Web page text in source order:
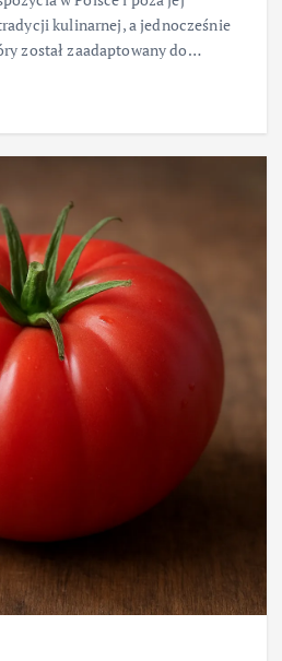
kulinarnej, a jednocześnie
został zaadaptowany do…